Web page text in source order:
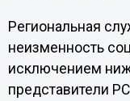
Региональная
неизменность
исключением
представители